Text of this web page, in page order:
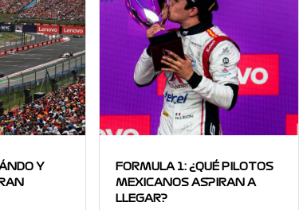
Y
FORMULA 1: ¿QUÉ PILOTOS
MEXICANOS ASPIRAN A
LLEGAR?